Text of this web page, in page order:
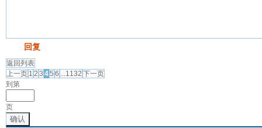
回复
返回列表
上一页 1 2 3 45 6 ...1132 下一页
到第
页
确认